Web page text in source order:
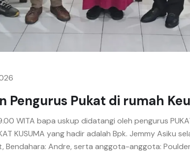
Pengurus Pukat di rumah
WITA bapa uskup didatangi oleh pengurus
KUSUMA yang hadir adalah Bpk. Jemmy Asiku
Bendahara: Andre, serta anggota-anggota: